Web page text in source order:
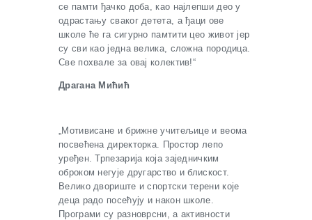
се памти ђачко доба, као најлепши део у
одрастању сваког детета, а ђаци ове
школе ће га сигурно памтити цео живот јер
су сви као једна велика, сложна породица.
Све похвале за овај колектив!“
Драгана Мићић
„Мотивисане и брижне учитељице и веома
посвећена директорка. Простор лепо
уређен. Трпезарија која заједничким
оброком негује другарство и блискост.
Велико двориште и спортски терени које
деца радо посећују и након школе.
Програми су разноврсни, а активности